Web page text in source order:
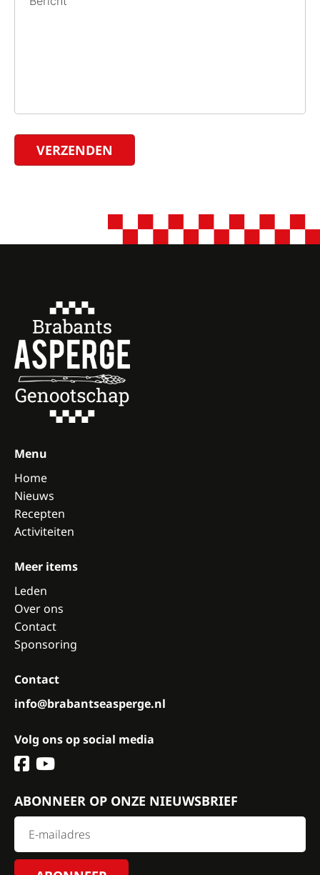
Menu
Home
Nieuws
Recepten
Activiteiten
Meer items
Leden
Over ons
Contact
Sponsoring
Contact
info@brabantseasperge.nl
Volg ons op social media
ABONNEER OP ONZE NIEUWSBRIEF